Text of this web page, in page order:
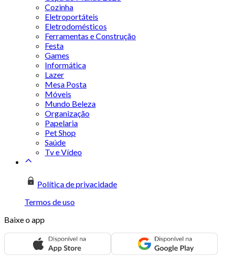
Cozinha
Eletroportáteis
Eletrodomésticos
Ferramentas e Construção
Festa
Games
Informática
Lazer
Mesa Posta
Móveis
Mundo Beleza
Organização
Papelaria
Pet Shop
Saúde
Tv e Vídeo
Política de privacidade
Termos de uso
Baixe o app